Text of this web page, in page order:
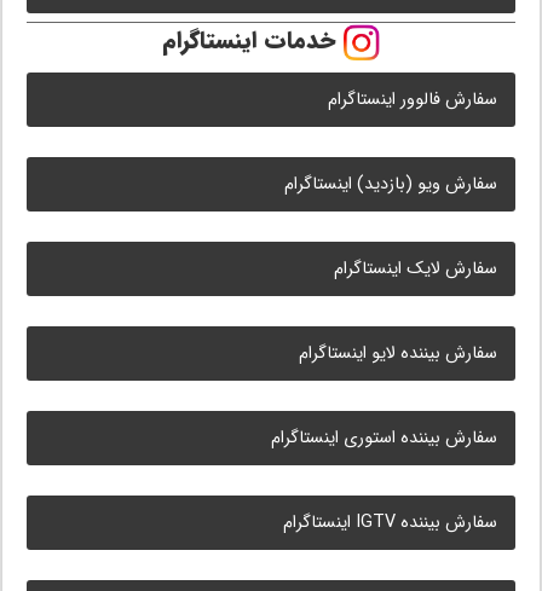
خدمات اینستاگرام
سفارش فالوور اینستاگرام
سفارش ویو (بازدید) اینستاگرام
سفارش لایک اینستاگرام
سفارش بیننده لایو اینستاگرام
سفارش بیننده استوری اینستاگرام
سفارش بیننده IGTV اینستاگرام